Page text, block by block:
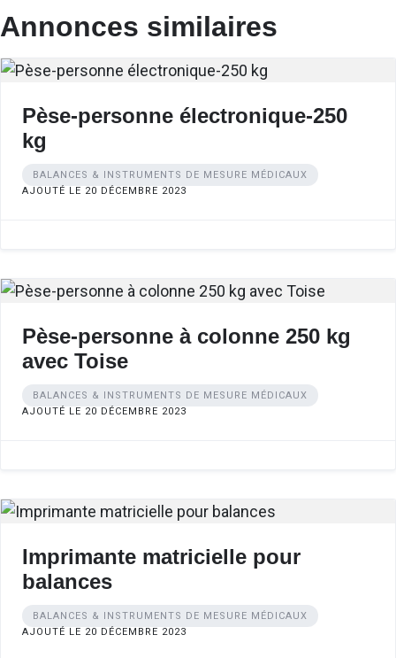
Annonces similaires
Pèse-personne électronique-250
kg
BALANCES & INSTRUMENTS DE MESURE MÉDICAUX
AJOUTÉ LE 20 DÉCEMBRE 2023
Pèse-personne à colonne 250 kg
avec Toise
BALANCES & INSTRUMENTS DE MESURE MÉDICAUX
AJOUTÉ LE 20 DÉCEMBRE 2023
Imprimante matricielle pour
balances
BALANCES & INSTRUMENTS DE MESURE MÉDICAUX
AJOUTÉ LE 20 DÉCEMBRE 2023